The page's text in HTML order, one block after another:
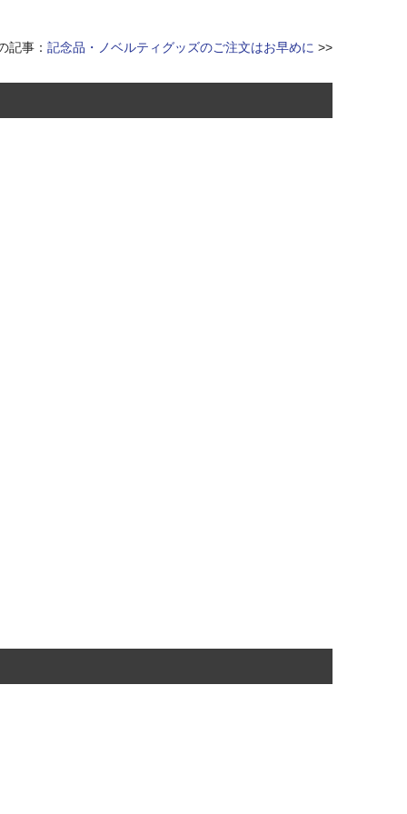
記事： 記念品・ノベルティグッズのご注文はお早めに >>